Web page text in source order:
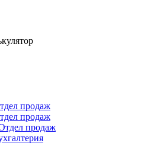
продаж
продаж
продаж